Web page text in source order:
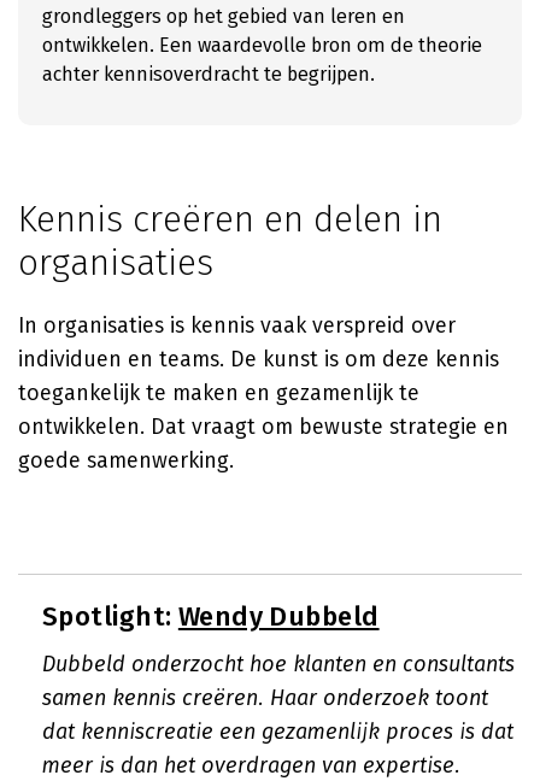
grondleggers op het gebied van leren en
ontwikkelen. Een waardevolle bron om de theorie
achter kennisoverdracht te begrijpen.
Kennis creëren en delen in
organisaties
In organisaties is kennis vaak verspreid over
individuen en teams. De kunst is om deze kennis
toegankelijk te maken en gezamenlijk te
ontwikkelen. Dat vraagt om bewuste strategie en
goede samenwerking.
Spotlight: Wendy Dubbeld
Dubbeld onderzocht hoe klanten en consultants
samen kennis creëren. Haar onderzoek toont
dat kenniscreatie een gezamenlijk proces is dat
meer is dan het overdragen van expertise.